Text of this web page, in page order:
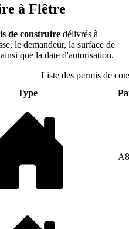
à Flêtre
de construire délivrés à
le demandeur, la surface de
que la date d'autorisation.
Liste des permis de
Type